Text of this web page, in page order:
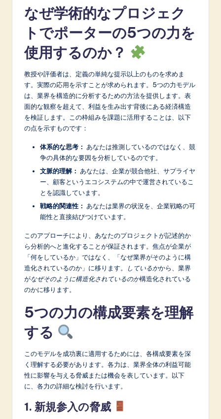
&
w
o
なぜ学術的なプロジェク
トでポーターの5つの力を
使用するのか？
教授や評価者は、定義の単純な提示以上のものを求めま
す。実際の応用を示すことが求められます。5つの力モデル
は、業界を構造的に分析するための方法を提供します。表
面的な観察を超えて、利益を生み出す背後にある経済構造
を検証します。この枠組みを課題に活用することは、以下
の点を示すものです：
体系的な思考： あなたは推測しているのではなく、競
争の具体的な要因を分析しているのです。
文脈的理解： あなたは、企業が競合他社、サプライヤ
ー、顧客というエコシステムの中で運営されているこ
とを認識しています。
戦略的関連性： あなたは業界の状況を、企業戦略の可
能性と直接結びつけています。
このアプローチにより、あなたのプロジェクトが記述的か
ら分析的へと進化することが保証されます。焦点が企業が
「何をしているか」ではなく、「なぜ業界がそのように構
造化されているのか」に移ります。
しているかから、業界
がなぜそのように構造化されているのか構造化されている
のかに移ります。
5つの力の構成要素を理解
する
このモデルを成功裏に適用するためには、各構成要素を深
く理解する必要があります。各力は、業界全体の利益可能
性に影響を与える脅威または機会を表しています。以下
に、各力の詳細な検討を行います。
1. 新規参入の脅威